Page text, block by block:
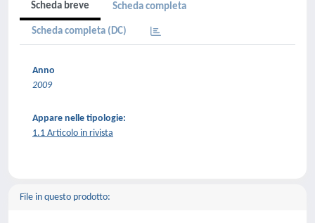
Scheda breve Scheda completa
Scheda completa (DC)
Anno
2009
Appare nelle tipologie:
1.1 Articolo in rivista
File in questo prodotto: